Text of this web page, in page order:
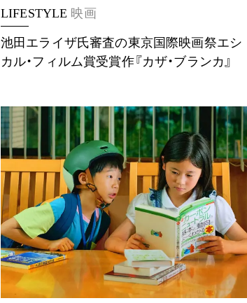
LIFESTYLE 映画
池田エライザ氏審査の東京国際映画祭エシ
カル・フィルム賞受賞作『カザ・ブランカ』